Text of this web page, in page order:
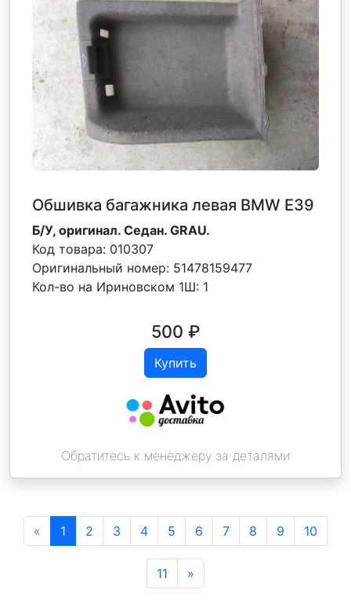
Обшивка багажника левая BMW E39
Б/У, оригинал. Седан. GRAU.
Код товара: 010307
Оригинальный номер: 51478159477
Кол-во на Ириновском 1Ш: 1
500 ₽
Купить
Обратитесь к менеджеру за деталями
« 1 2 3 4 5 6 7 8 9 10
11 »